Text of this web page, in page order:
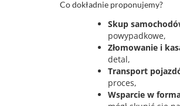
Co dokładnie proponujemy?
Skup
powypadkowe,
Złomowanie i
detal,
Transport
proces,
Wsparcie w